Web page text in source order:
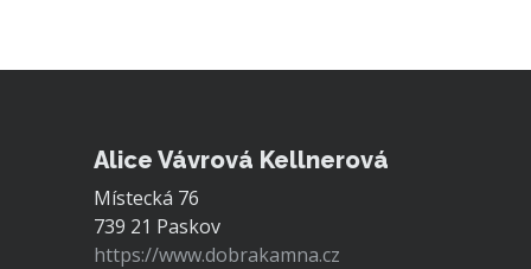
Alice Vávrová Kellnerová
Místecká 76
739 21 Paskov
https://www.dobrakamna.cz